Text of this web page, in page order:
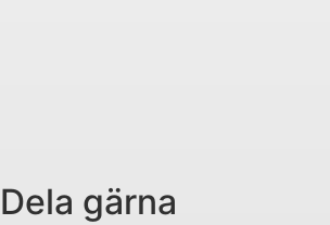
Dela gärna